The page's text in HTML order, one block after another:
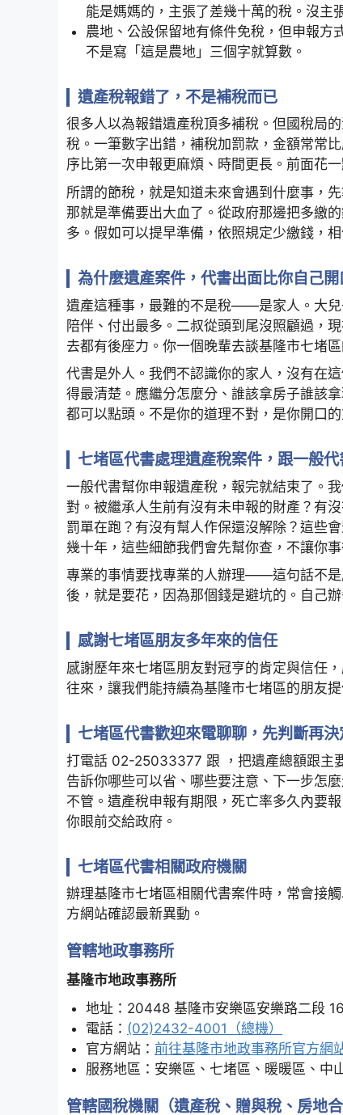
能是媽媽的，主張了差幾十萬的稅。沒主
農地、公設保留地有條件免稅，但申報方
不是寫「這是農地」三個字就算數。
遺產稅報錯了，不是補稅而已
很多人以為報錯遺產稅頂多補稅。但國稅局
稅。一筆數字出錯，補稅加罰款，金額常常
序比第一次申報更麻煩、時間更長。前面花
所謂的節稅，就是知道未來會遇到什麼事，
那就是準備要出大血了。從政府那邊把多繳
多。假如可以提早準備，依照規定少繳錢，
為什麼遺產案件，代書出面比你自己開
遺產這種事，最難的不是稅——是家人。大
陪伴、付出最多。二叔從頭到尾沒照顧過，
去都有後座力。你一個晚輩去談基隆市七堵
代書是外人。我們不認識你的家人，沒有在
得最清楚。應繼分怎麼分、誰該拿房子誰該
都可以點頭。不是你的道理不對，是你開口
七堵區代書處理遺產稅案件，跟一般
一般代書幫你申報遺產稅，報完就結束了。
對。被繼承人生前有沒有未申報的財產？有
罰單在跑？有沒有幫人作保還沒解除？這些
幾十年，這些細節我們會先幫你查，不讓你
專業的事情要找專業的人辦理——這句話不
後，就是要花，因為那個錢是避坑的。自己
感謝七堵區朋友多年來的信任
感謝歷年來七堵區朋友對冠亨的肯定與信任
往來，讓我們能持續為基隆市七堵區的朋友
七堵區代書歡迎來電聊聊，先判斷再決
打電話 02-25033377 跟 ，把遺產總額跟主
告訴你哪些可以省、哪些要注意、下一步怎
不管。遺產稅申報有期限，死亡率多久內要
你眼前交給政府。
七堵區代書相關政府機關
辦理基隆市七堵區相關代書案件時，常會接
方網站確認最新異動。
管轄地政事務所
基隆市地政事務所
地址：20448 基隆市安樂區安樂路二段
電話： (02)2432-4001（總機）
官方網站： 前往基隆市地政事務所官方網
服務地區：安樂區、七堵區、暖暖區、中
管轄國稅機關（遺產稅、贈與稅、房地合